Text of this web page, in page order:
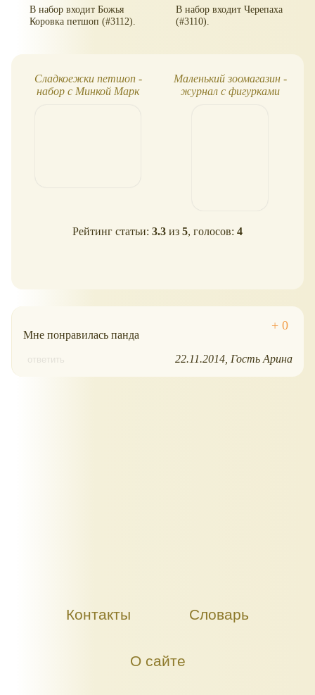
В набор входит Божья
Коровка петшоп (#3112).
В набор входит Черепаха
(#3110).
Сладкоежки петшоп -
набор с Минкой Марк
Маленький зоомагазин -
журнал с фигурками
Рейтинг статьи: 3.3 из 5, голосов: 4
Мне понравилась панда
ответить 22.11.2014 Гость Арина
Контакты Словарь
О сайте